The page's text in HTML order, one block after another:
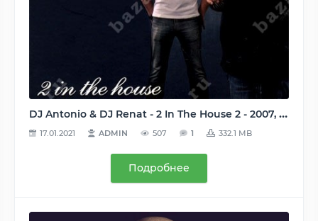
DJ Antonio & DJ Renat - 2 In The House 2 - 2007, MP3, 320 kbps
17.01.2021 ADMIN 507 1 332.1 MB
Подробнее